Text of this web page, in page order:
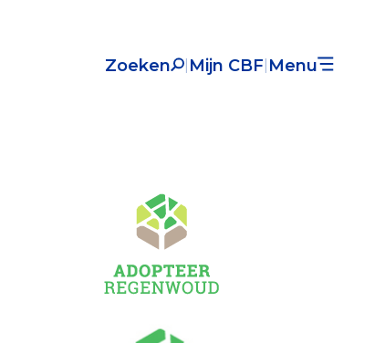
Zoeken Mijn CBF Menu
Register Erkende Donatieplatformen